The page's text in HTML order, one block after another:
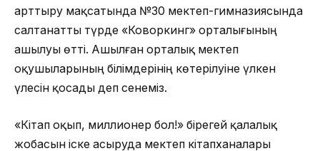
арттыру мақсатында №30 мектеп-гимназиясында
салтанатты түрде «Коворкинг» орталығының
ашылуы өтті. Ашылған орталық мектеп
оқушыларының білімдерінің көтерілуіне үлкен
үлесін қосады деп сенеміз.
«Кітап оқып, миллионер бол!» бірегей қалалық
жобасын іске асыруда мектеп кітапханалары